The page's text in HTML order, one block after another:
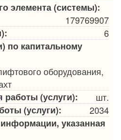
элемента (системы):
179769907
6
по капитальному
оборудования,
работы (услуги):
шт.
(услуги):
2034
указанная